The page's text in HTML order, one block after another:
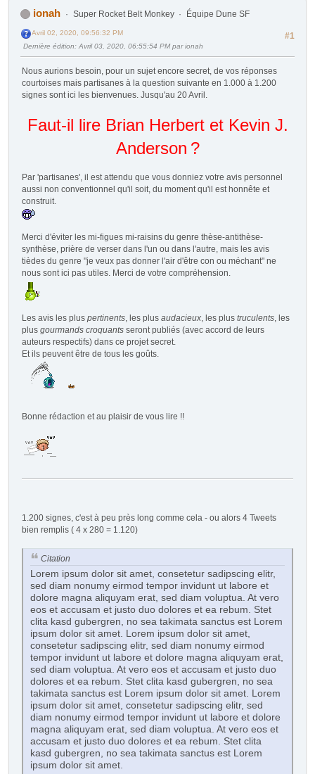
ionah Super Rocket Belt Monkey Équipe Dune SF
#1
Avril 02, 2020, 09:56:32 PM
Dernière édition: Avril 03, 2020, 06:55:54 PM par ionah
Nous aurions besoin, pour un sujet encore secret, de vos réponses
courtoises mais partisanes à la question suivante en 1.000 à 1.200
signes sont ici les bienvenues. Jusqu'au 20 Avril.
Faut-il lire Brian Herbert et Kevin J.
Anderson ?
Par 'partisanes', il est attendu que vous donniez votre avis personnel
aussi non conventionnel qu'il soit, du moment qu'il est honnête et
construit.
Merci d'éviter les mi-figues mi-raisins du genre thèse-antithèse-
synthèse, prière de verser dans l'un ou dans l'autre, mais les avis
tièdes du genre "je veux pas donner l'air d'être con ou méchant" ne
nous sont ici pas utiles. Merci de votre compréhension.
Les avis les plus pertinents, les plus audacieux, les plus truculents, les
plus gourmands croquants seront publiés (avec accord de leurs
auteurs respectifs) dans ce projet secret.
Et ils peuvent être de tous les goûts.
Bonne rédaction et au plaisir de vous lire !!
1.200 signes, c'est à peu près long comme cela - ou alors 4 Tweets
bien remplis ( 4 x 280 = 1.120)
Citation
Lorem ipsum dolor sit amet, consetetur sadipscing elitr,
sed diam nonumy eirmod tempor invidunt ut labore et
dolore magna aliquyam erat, sed diam voluptua. At vero
eos et accusam et justo duo dolores et ea rebum. Stet
clita kasd gubergren, no sea takimata sanctus est Lorem
ipsum dolor sit amet. Lorem ipsum dolor sit amet,
consetetur sadipscing elitr, sed diam nonumy eirmod
tempor invidunt ut labore et dolore magna aliquyam erat,
sed diam voluptua. At vero eos et accusam et justo duo
dolores et ea rebum. Stet clita kasd gubergren, no sea
takimata sanctus est Lorem ipsum dolor sit amet. Lorem
ipsum dolor sit amet, consetetur sadipscing elitr, sed
diam nonumy eirmod tempor invidunt ut labore et dolore
magna aliquyam erat, sed diam voluptua. At vero eos et
accusam et justo duo dolores et ea rebum. Stet clita
kasd gubergren, no sea takimata sanctus est Lorem
ipsum dolor sit amet.